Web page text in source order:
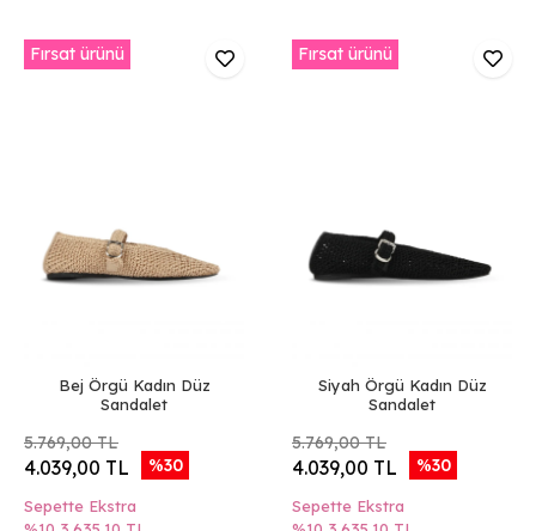
Fırsat ürünü
Bej Örgü Kadın Düz
Sandalet
5.769,00 TL
4.039,00 TL %30
Sepette Ekstra
Fırsat ürünü
Siyah Örgü Kadın Düz
Sandalet
5.769,00 TL
4.039,00 TL %30
Sepette Ekstra